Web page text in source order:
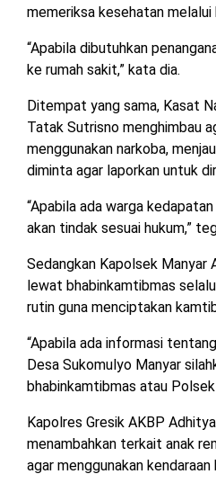
memeriksa kesehatan
“Apabila dibutuhkan
ke rumah sakit,” kata dia.
Ditempat yang sama, Kasat
Tatak Sutrisno menghimbau
menggunakan narkoba,
diminta agar laporkan untuk
“Apabila ada warga
akan tindak sesuai hukum,”
Sedangkan Kapolsek Manyar
lewat bhabinkamtibmas
rutin guna menciptakan
“Apabila ada informasi
Desa Sukomulyo Manyar
bhabinkamtibmas atau Polsek
Kapolres Gresik AKBP
menambahkan terkait anak
agar menggunakan